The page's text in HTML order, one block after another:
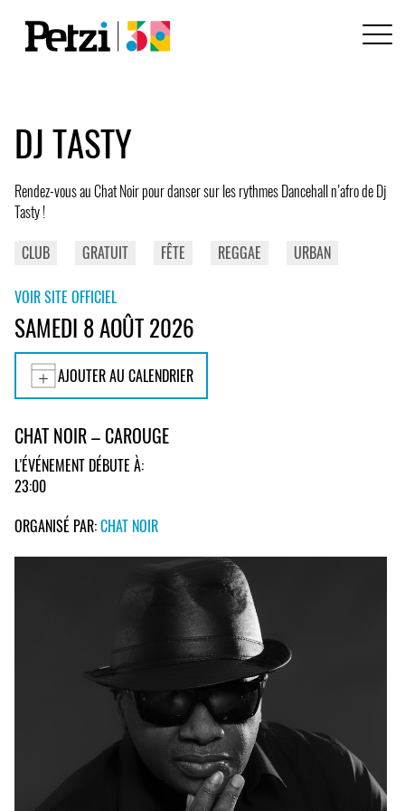
DJ TASTY
Rendez-vous au Chat Noir pour danser sur les rythmes Dancehall n’afro de Dj
Tasty !
CLUB
GRATUIT FÊTE REGGAE URBAN
VOIR SITE OFFICIEL
SAMEDI 8 AOÛT 2026
AJOUTER AU CALENDRIER
CHAT NOIR – CAROUGE
L'ÉVÉNEMENT DÉBUTE À:
23:00
ORGANISÉ PAR:CHAT NOIR